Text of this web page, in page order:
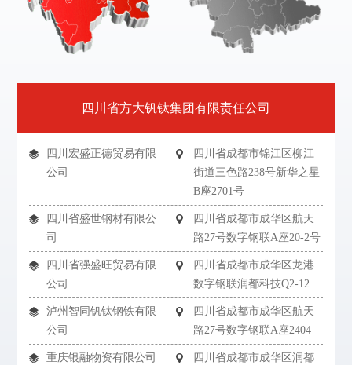
四川省方大钒钛集团有限责任公司
四川宏盛正德贸易有限
公司
四川省成都市锦江区柳江
街道三色路238号新华之星
B座2701号
四川省盛世钢材有限公
司
四川省成都市成华区航天
路27号数字钢联A座20-2号
四川省强盛旺贸易有限
公司
四川省成都市成华区龙港
数字钢联润都科技Q2-12
泸州智同钒钛钢铁有限
公司
四川省成都市成华区航天
路27号数字钢联A座2404
重庆银融物资有限公司
四川省成都市成华区润都